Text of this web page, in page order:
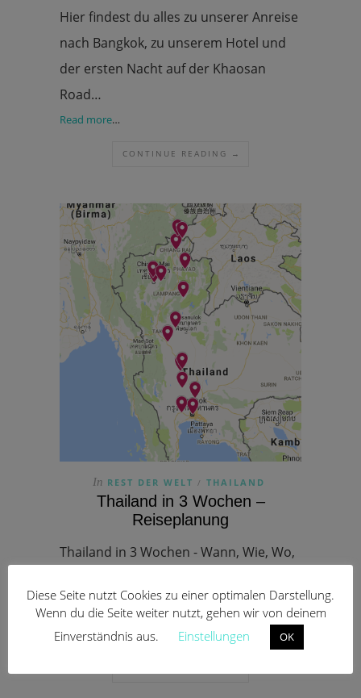
Hier findest du alles zu unserer Anreise
nach Bangkok, zu unserem Hotel und
der ersten Nacht auf der Khaosan
Road…
Read more…
CONTINUE READING →
In REST DER WELT / THAILAND
Thailand in 3 Wochen –
Reiseplanung
Thailand in 3 Wochen - Wann, Wie, Wo,
deine Reise, sowie unseren gesamten
Reiseverlauf. Außerdem findest du…
Diese Seite nutzt Cookies zu einer optimalen Darstellung.
Wenn du die Seite weiter nutzt, gehen wir von deinem
Einverständnis aus.
Einstellungen OK